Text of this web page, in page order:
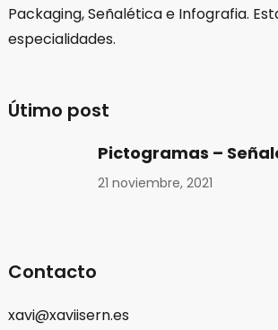
Packaging, Señalética e Infografia.
especialidades.
Útimo post
Pictogramas –
21 noviembre, 2021
Contacto
xavi@xaviisern.es